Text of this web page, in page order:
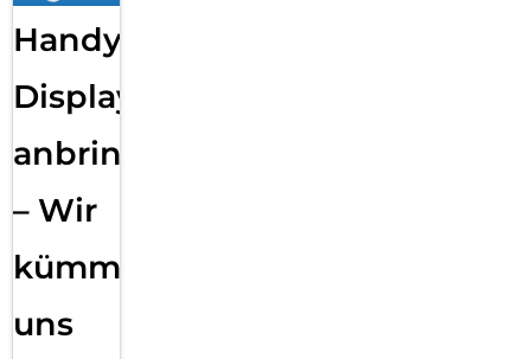
Handy
Displayfolie
anbringen
– Wir
kümmern
uns